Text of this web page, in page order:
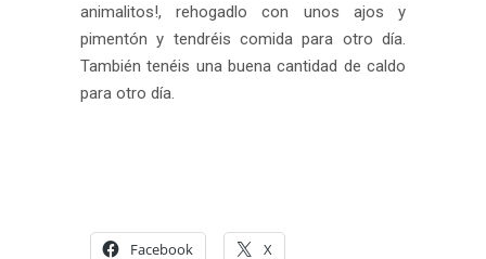
animalitos!, rehogadlo con unos ajos y
pimentón y tendréis comida para otro día.
También tenéis una buena cantidad de caldo
para otro día.
Facebook X